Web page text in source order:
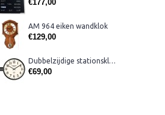
€177,00
AM 964 eiken wandklok
€129,00
Dubbelzijdige stationsklok metaal 1879
€69,00